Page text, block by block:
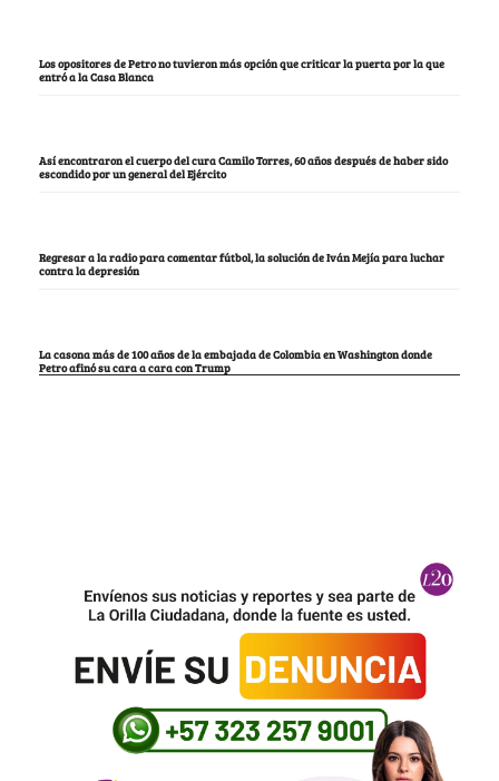
Los opositores de Petro no tuvieron más opción que criticar la puerta por la que
entró a la Casa Blanca
Así encontraron el cuerpo del cura Camilo Torres, 60 años después de haber sido
escondido por un general del Ejército
Regresar a la radio para comentar fútbol, la solución de Iván Mejía para luchar
contra la depresión
La casona más de 100 años de la embajada de Colombia en Washington donde
Petro afinó su cara a cara con Trump